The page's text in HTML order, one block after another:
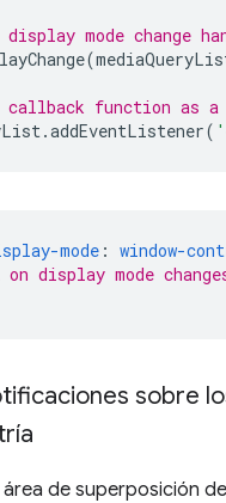
mode change
(
callback function as
.addEventListener(
mode : window-
display mode
sobre
de superposición